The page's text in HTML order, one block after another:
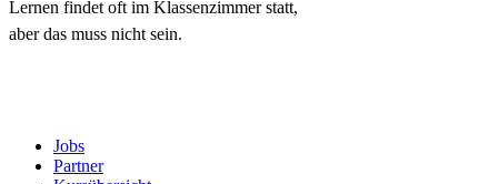
Lernen findet oft im Klassenzimmer statt,
aber das muss nicht sein.
Jobs
Partner